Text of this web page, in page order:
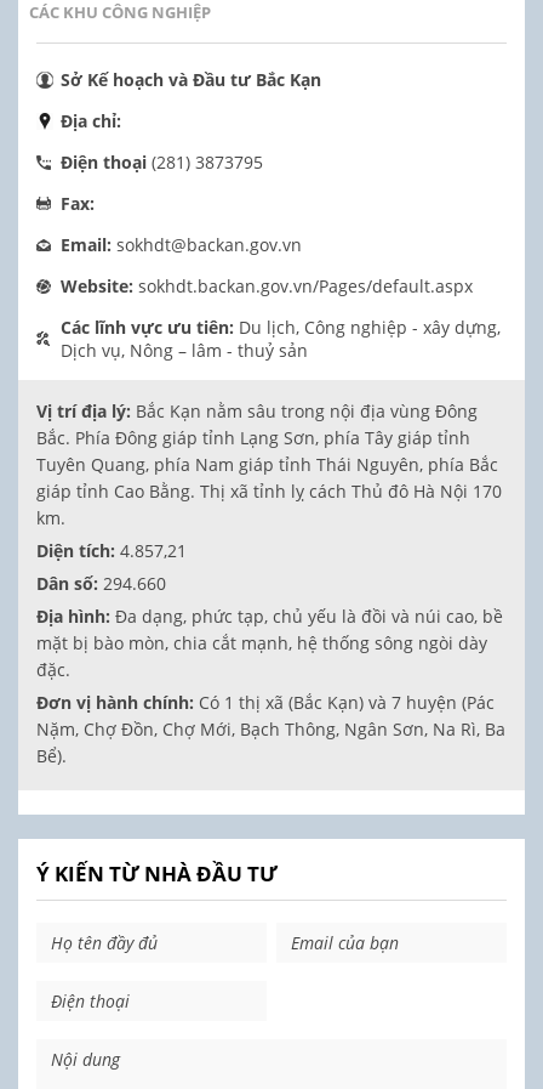
CÁC KHU CÔNG NGHIỆP
Sở Kế hoạch và Đầu tư Bắc Kạn
Địa chỉ:
Điện thoại (281) 3873795
Fax:
Email: sokhdt@backan.gov.vn
Website: sokhdt.backan.gov.vn/Pages/default.aspx
Các lĩnh vực ưu tiên: Du lịch, Công nghiệp - xây dựng,
Dịch vụ, Nông – lâm - thuỷ sản
Vị trí địa lý: Bắc Kạn nằm sâu trong nội địa vùng Đông
Bắc. Phía Đông giáp tỉnh Lạng Sơn, phía Tây giáp tỉnh
Tuyên Quang, phía Nam giáp tỉnh Thái Nguyên, phía Bắc
giáp tỉnh Cao Bằng. Thị xã tỉnh lỵ cách Thủ đô Hà Nội 170
km.
Diện tích: 4.857,21
Dân số: 294.660
Địa hình: Đa dạng, phức tạp, chủ yếu là đồi và núi cao, bề
mặt bị bào mòn, chia cắt mạnh, hệ thống sông ngòi dày
đặc.
Đơn vị hành chính: Có 1 thị xã (Bắc Kạn) và 7 huyện (Pác
Nặm, Chợ Đồn, Chợ Mới, Bạch Thông, Ngân Sơn, Na Rì, Ba
Bể).
Ý KIẾN TỪ NHÀ ĐẦU TƯ